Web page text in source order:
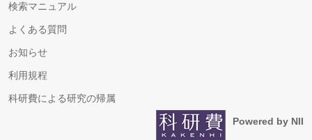
検索マニュアル
よくある質問
お知らせ
利用規程
科研費による研究の帰属
Powered by NII